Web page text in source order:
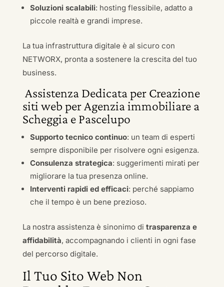
Soluzioni scalabili: hosting flessibile, adatto a
piccole realtà e grandi imprese.
La tua infrastruttura digitale è al sicuro con
NETWORX, pronta a sostenere la crescita del tuo
business.
Assistenza Dedicata per Creazione
siti web per Agenzia immobiliare a
Scheggia e Pascelupo
Supporto tecnico continuo: un team di esperti
sempre disponibile per risolvere ogni esigenza.
Consulenza strategica: suggerimenti mirati per
migliorare la tua presenza online.
Interventi rapidi ed efficaci: perché sappiamo
che il tempo è un bene prezioso.
La nostra assistenza è sinonimo di trasparenza e
affidabilità, accompagnando i clienti in ogni fase
del percorso digitale.
Il Tuo Sito Web Non